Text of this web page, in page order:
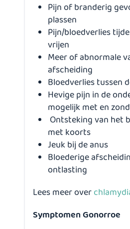
Pijn of branderig
plassen
Pijn/bloedverlies
vrijen
Meer of abnormale
afscheiding
Bloedverlies tussen
Hevige pijn in de
mogelijk met en
Ontsteking van het
met koorts
Jeuk bij de anus
Bloederige
ontlasting
Lees meer over
Symptomen Gonorroe